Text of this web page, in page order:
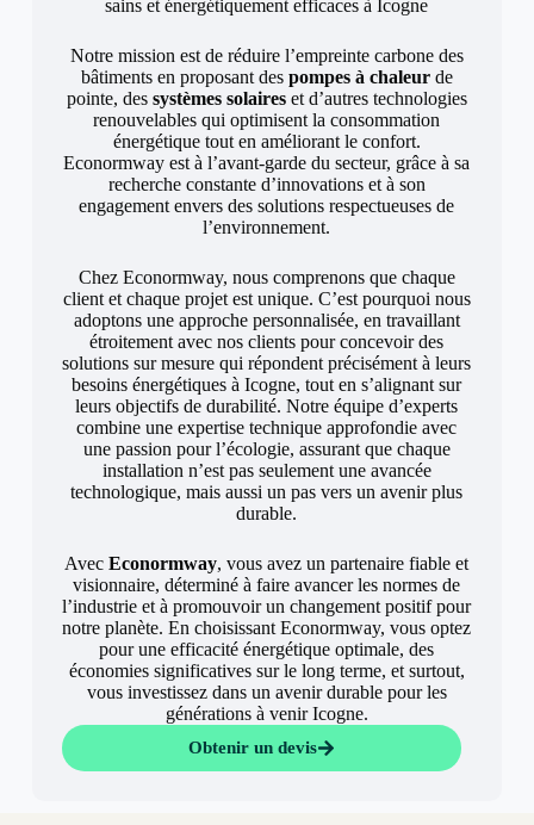
sains et énergétiquement efficaces à Icogne
Notre mission est de réduire l’empreinte carbone des
bâtiments en proposant des pompes à chaleurde
pointe, des systèmes solaireset d’autres technologies
renouvelables qui optimisent la consommation
énergétique tout en améliorant le confort.
Econormway est à l’avant-garde du secteur, grâce à sa
recherche constante d’innovations et à son
engagement envers des solutions respectueuses de
l’environnement.
Chez Econormway, nous comprenons que chaque
client et chaque projet est unique. C’est pourquoi nous
adoptons une approche personnalisée, en travaillant
étroitement avec nos clients pour concevoir des
solutions sur mesure qui répondent précisément à leurs
besoins énergétiques à Icogne, tout en s’alignant sur
leurs objectifs de durabilité. Notre équipe d’experts
combine une expertise technique approfondie avec
une passion pour l’écologie, assurant que chaque
installation n’est pas seulement une avancée
technologique, mais aussi un pas vers un avenir plus
durable.
AvecEconormway, vous avez un partenaire fiable et
visionnaire, déterminé à faire avancer les normes de
l’industrie et à promouvoir un changement positif pour
notre planète. En choisissant Econormway, vous optez
pour une efficacité énergétique optimale, des
économies significatives sur le long terme, et surtout,
vous investissez dans un avenir durable pour les
générations à venir Icogne.
Obtenir un devis